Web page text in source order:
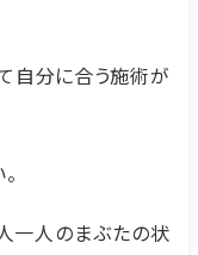
自分に合う施術が
一人のまぶたの状